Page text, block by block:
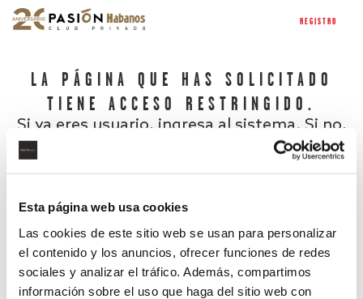
Esta página web usa cookies
Las cookies de este sitio web se usan para personalizar
el contenido y los anuncios, ofrecer funciones de redes
sociales y analizar el tráfico. Además, compartimos
información sobre el uso que haga del sitio web con
REGISTRO
LA PÁGINA QUE HAS SOLICITADO
TIENE ACCESO RESTRINGIDO.
Si ya eres usuario, ingresa al sistema. Si no,